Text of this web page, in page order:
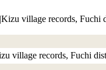
village records, Fuchi
village records, Fuchi